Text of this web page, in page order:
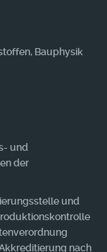
Bauphysik
und
der
und
nach